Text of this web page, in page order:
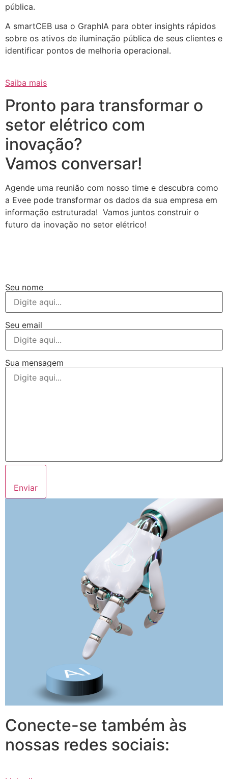
pública.
A smartCEB usa o GraphIA para obter insights rápidos
sobre os ativos de iluminação pública de seus clientes e
identificar pontos de melhoria operacional.
Saiba mais
Pronto para transformar o
setor elétrico com
inovação?
Vamos conversar!
Agende uma reunião com nosso time e descubra como
a Evee pode transformar os dados da sua empresa em
informação estruturada! Vamos juntos construir o
futuro da inovação no setor elétrico!
Seu nome
Seu email
Sua mensagem
Enviar
Conecte-se também às
nossas redes sociais: